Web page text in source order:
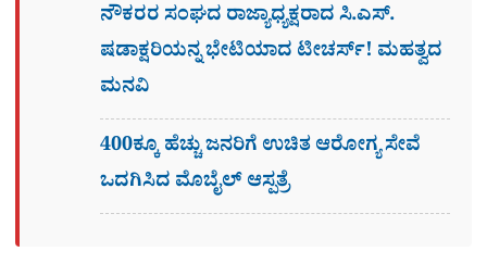
ನೌಕರರ ಸಂಘದ ರಾಜ್ಯಾಧ್ಯಕ್ಷರಾದ ಸಿ.ಎಸ್.
ಷಡಾಕ್ಷರಿಯನ್ನ ಭೇಟಿಯಾದ ಟೀಚರ್ಸ್​! ಮಹತ್ವದ
ಮನವಿ
400ಕ್ಕೂ ಹೆಚ್ಚು ಜನರಿಗೆ ಉಚಿತ ಆರೋಗ್ಯ ಸೇವೆ
ಒದಗಿಸಿದ ಮೊಬೈಲ್ ಆಸ್ಪತ್ರೆ